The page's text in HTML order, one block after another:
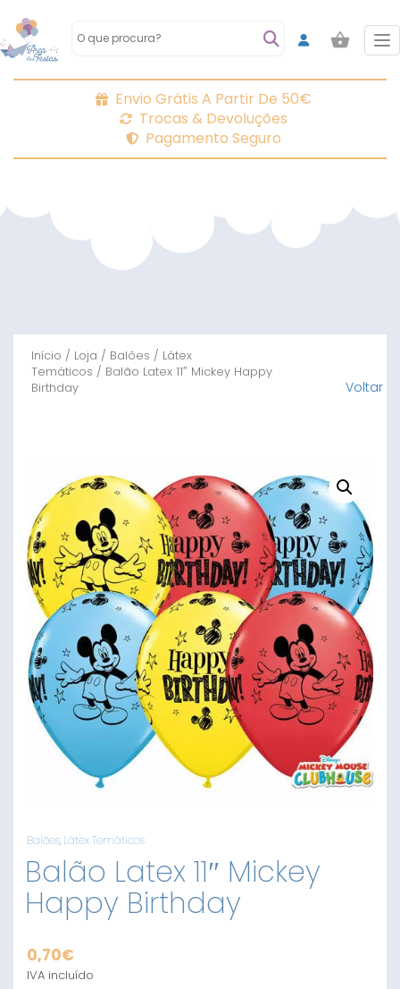
Envio Grátis A Partir De 50€
Trocas & Devoluções
Pagamento Seguro
Início / Loja / Balões / Látex
Temáticos / Balão Latex 11″ Mickey Happy
Birthday
Voltar
Balões, Látex Temáticos
Balão Latex 11″ Mickey
Happy Birthday
0,70€
IVA incluído